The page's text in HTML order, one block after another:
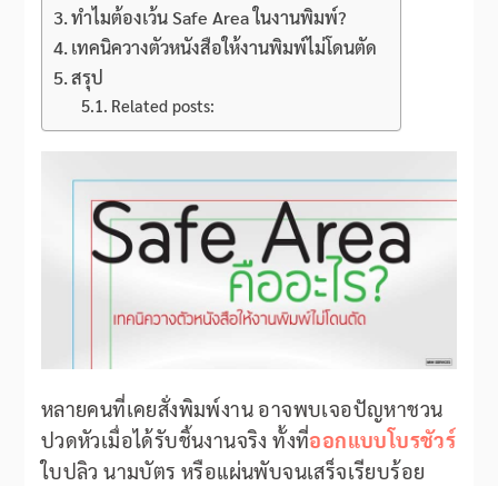
ทำไมต้องเว้น Safe Area ในงานพิมพ์?
เทคนิควางตัวหนังสือให้งานพิมพ์ไม่โดนตัด
สรุป
Related posts:
หลายคนที่เคยสั่งพิมพ์งาน อาจพบเจอปัญหาชวน
ปวดหัวเมื่อได้รับชิ้นงานจริง ทั้งที่ออกแบบโบรชัวร์
ใบปลิว นามบัตร หรือแผ่นพับจนเสร็จเรียบร้อย